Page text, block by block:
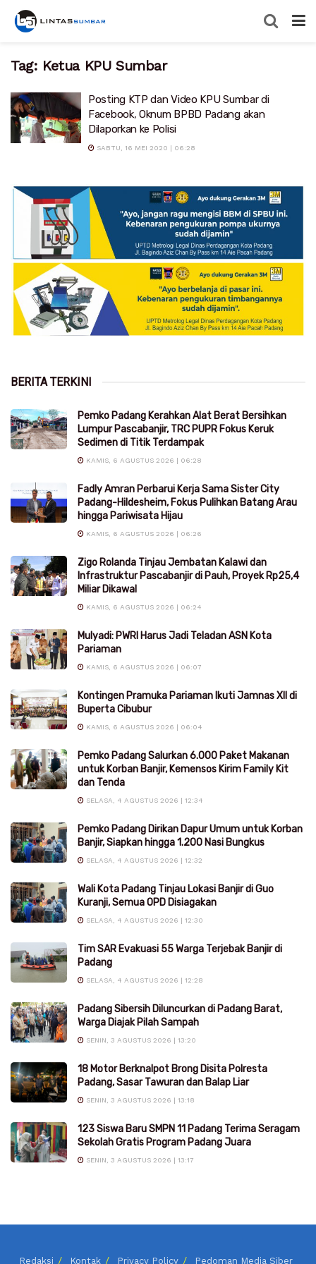
Tag: Ketua KPU Sumbar
Posting KTP dan Video KPU Sumbar di
Facebook, Oknum BPBD Padang akan
Dilaporkan ke Polisi
SABTU, 16 MEI 2020 | 06:28
BERITA TERKINI
Pemko Padang Kerahkan Alat Berat Bersihkan
Lumpur Pascabanjir, TRC PUPR Fokus Keruk
Sedimen di Titik Terdampak
KAMIS, 6 AGUSTUS 2026 | 06:28
Fadly Amran Perbarui Kerja Sama Sister City
Padang-Hildesheim, Fokus Pulihkan Batang Arau
hingga Pariwisata Hijau
KAMIS, 6 AGUSTUS 2026 | 06:26
Zigo Rolanda Tinjau Jembatan Kalawi dan
Infrastruktur Pascabanjir di Pauh, Proyek Rp25,4
Miliar Dikawal
KAMIS, 6 AGUSTUS 2026 | 06:24
Mulyadi: PWRI Harus Jadi Teladan ASN Kota
Pariaman
KAMIS, 6 AGUSTUS 2026 | 06:07
Kontingen Pramuka Pariaman Ikuti Jamnas XII di
Buperta Cibubur
KAMIS, 6 AGUSTUS 2026 | 06:04
Pemko Padang Salurkan 6.000 Paket Makanan
untuk Korban Banjir, Kemensos Kirim Family Kit
dan Tenda
SELASA, 4 AGUSTUS 2026 | 12:34
Pemko Padang Dirikan Dapur Umum untuk Korban
Banjir, Siapkan hingga 1.200 Nasi Bungkus
SELASA, 4 AGUSTUS 2026 | 12:32
Wali Kota Padang Tinjau Lokasi Banjir di Guo
Kuranji, Semua OPD Disiagakan
SELASA, 4 AGUSTUS 2026 | 12:30
Tim SAR Evakuasi 55 Warga Terjebak Banjir di
Padang
SELASA, 4 AGUSTUS 2026 | 12:28
Padang Sibersih Diluncurkan di Padang Barat,
Warga Diajak Pilah Sampah
SENIN, 3 AGUSTUS 2026 | 13:20
18 Motor Berknalpot Brong Disita Polresta
Padang, Sasar Tawuran dan Balap Liar
SENIN, 3 AGUSTUS 2026 | 13:18
123 Siswa Baru SMPN 11 Padang Terima Seragam
Sekolah Gratis Program Padang Juara
SENIN, 3 AGUSTUS 2026 | 13:17
Redaksi Kontak Privacy Policy Pedoman Media Siber